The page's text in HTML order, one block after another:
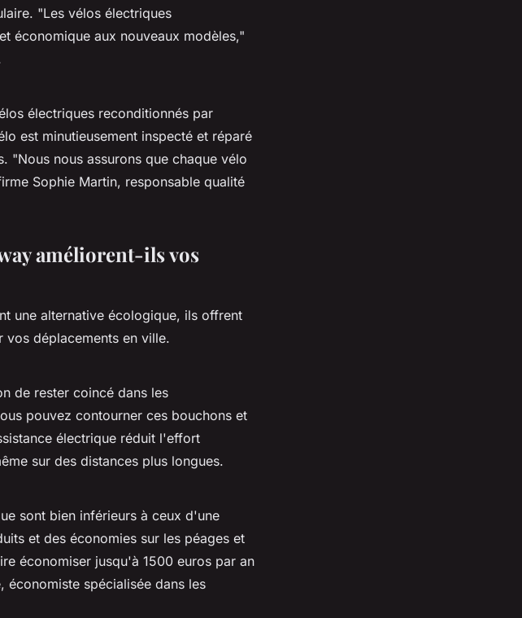
"Les vélos électriques
économique aux nouveaux modèles,"
électriques reconditionnés par
est minutieusement inspecté et réparé
"Nous nous assurons que chaque vélo
Sophie Martin, responsable qualité
améliorent-ils vos
une alternative écologique, ils offrent
vos déplacements en ville.
de rester coincé dans les
pouvez contourner ces bouchons et
électrique réduit l'effort
sur des distances plus longues.
sont bien inférieurs à ceux d'une
et des économies sur les péages et
économiser jusqu'à 1500 euros par an
économiste spécialisée dans les